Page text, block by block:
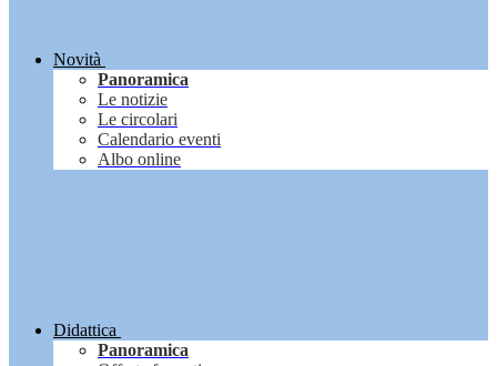
Novità
Panoramica
Le notizie
Le circolari
Calendario eventi
Albo online
Didattica
Panoramica